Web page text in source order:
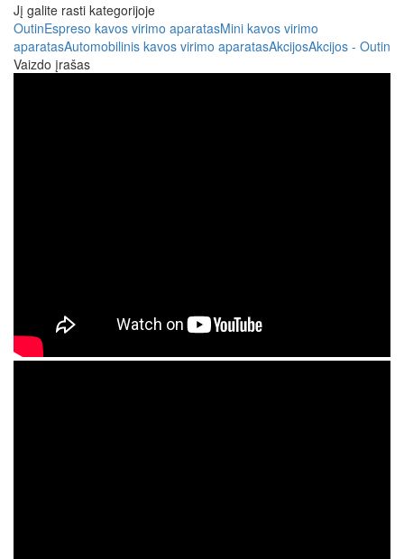
Jį galite rasti kategorijoje
OutinEspreso kavos virimo aparatasMini kavos virimo
aparatasAutomobilinis kavos virimo aparatasAkcijosAkcijos - Outin
Vaizdo įrašas